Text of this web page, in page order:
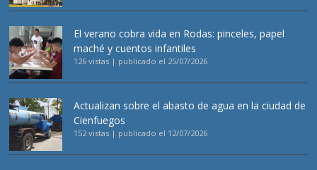
El verano cobra vida en Rodas: pinceles, papel
maché y cuentos infantiles
126 vistas | publicado el 25/07/2026
Actualizan sobre el abasto de agua en la ciudad de
Cienfuegos
152 vistas | publicado el 12/07/2026